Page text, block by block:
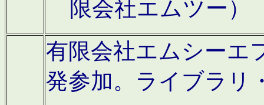
限会社エムツー）
有限会社エムシーエ
発参加。ライブラリ